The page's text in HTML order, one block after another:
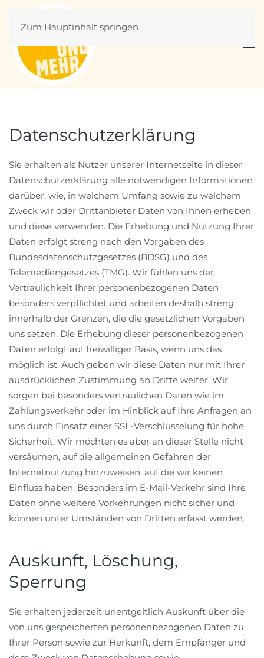
Zum Hauptinhalt springen
Datenschutzerklärung
Sie erhalten als Nutzer unserer Internetseite in dieser
Datenschutzerklärung alle notwendigen Informationen
darüber, wie, in welchem Umfang sowie zu welchem
Zweck wir oder Drittanbieter Daten von Ihnen erheben
und diese verwenden. Die Erhebung und Nutzung Ihrer
Daten erfolgt streng nach den Vorgaben des
Bundesdatenschutzgesetzes (BDSG) und des
Telemediengesetzes (TMG). Wir fühlen uns der
Vertraulichkeit Ihrer personenbezogenen Daten
besonders verpflichtet und arbeiten deshalb streng
innerhalb der Grenzen, die die gesetzlichen Vorgaben
uns setzen. Die Erhebung dieser personenbezogenen
Daten erfolgt auf freiwilliger Basis, wenn uns das
möglich ist. Auch geben wir diese Daten nur mit Ihrer
ausdrücklichen Zustimmung an Dritte weiter. Wir
sorgen bei besonders vertraulichen Daten wie im
Zahlungsverkehr oder im Hinblick auf Ihre Anfragen an
uns durch Einsatz einer SSL-Verschlüsselung für hohe
Sicherheit. Wir möchten es aber an dieser Stelle nicht
versäumen, auf die allgemeinen Gefahren der
Internetnutzung hinzuweisen, auf die wir keinen
Einfluss haben. Besonders im E-Mail-Verkehr sind Ihre
Daten ohne weitere Vorkehrungen nicht sicher und
können unter Umständen von Dritten erfasst werden.
Auskunft, Löschung,
Sperrung
Sie erhalten jederzeit unentgeltlich Auskunft über die
von uns gespeicherten personenbezogenen Daten zu
Ihrer Person sowie zur Herkunft, dem Empfänger und